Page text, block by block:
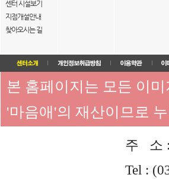
센터 시설보기
지점개설안내
찾아오시는 길
본 홈페이지는 모든 이
'마음애'의 재산이므로
주 소 :
Tel :